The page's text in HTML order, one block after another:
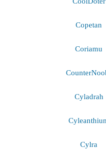
Copetan
Coriamu
Cyladrah
Cylra